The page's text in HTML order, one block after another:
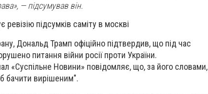
— підсумував він.
ревізію підсумків саміту в москві
Дональд Трамп офіційно підтвердив, що під час
питання війни росії проти України.
«Суспільне Новини» повідомляє, що, за його словами,
бачити вирішеним".